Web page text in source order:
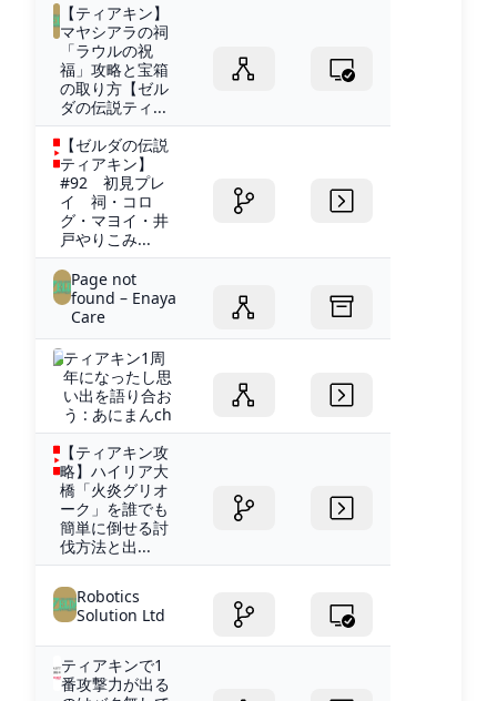
【ティアキン】
マヤシアラの祠
「ラウルの祝
福」攻略と宝箱
の取り方【ゼル
ダの伝説ティ...
【ゼルダの伝説
ティアキン】
#92 初見プレ
イ 祠・コロ
グ・マヨイ・井
戸やりこみ...
Page not
found – Enaya
Care
ティアキン1周
年になったし思
い出を語り合お
う : あにまんch
【ティアキン攻
略】ハイリア大
橋「火炎グリオ
ーク」を誰でも
簡単に倒せる討
伐方法と出...
Robotics
Solution Ltd
ティアキンで1
番攻撃力が出る